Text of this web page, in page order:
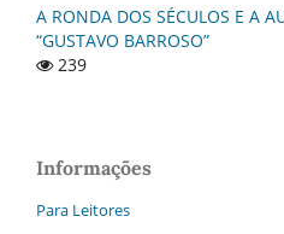
A RONDA DOS SÉCULOS E A
“GUSTAVO BARROSO”
239
Informações
Para Leitores